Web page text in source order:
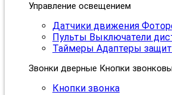
Управление освещением
Датчики движения
Пульты Выключатели
Таймеры Адаптеры
Звонки дверные Кнопки
Кнопки звонка